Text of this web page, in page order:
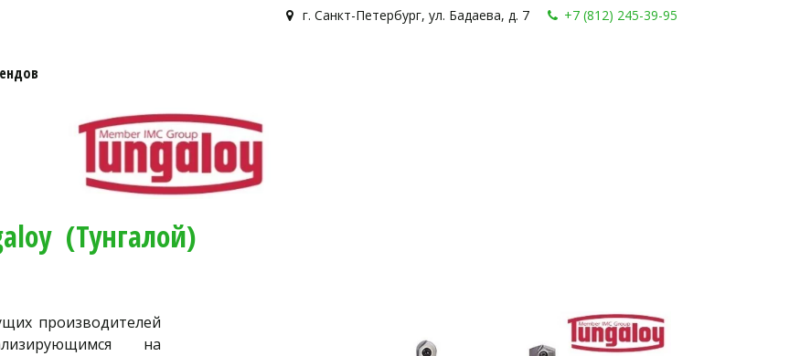
+7 (812) 245-39-95
г. Санкт-Петербург, ул. Бадаева, д. 7
(Тунгалой)
производителей
на